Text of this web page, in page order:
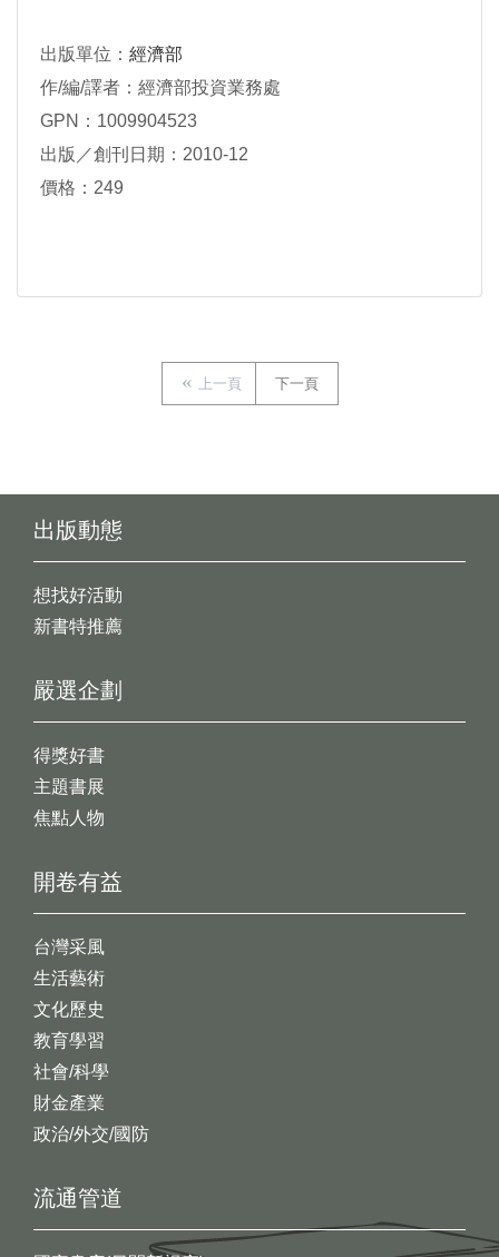
出版單位： 經濟部
作/編/譯者：經濟部投資業務處
GPN：1009904523
出版／創刊日期：2010-12
價格：249
上一頁 下一頁
出版動態
想找好活動
新書特推薦
開卷有益
台灣采風
生活藝術
文化歷史
教育學習
社會/科學
財金產業
政治/外交/國防
嚴選企劃
得獎好書
主題書展
焦點人物
流通管道